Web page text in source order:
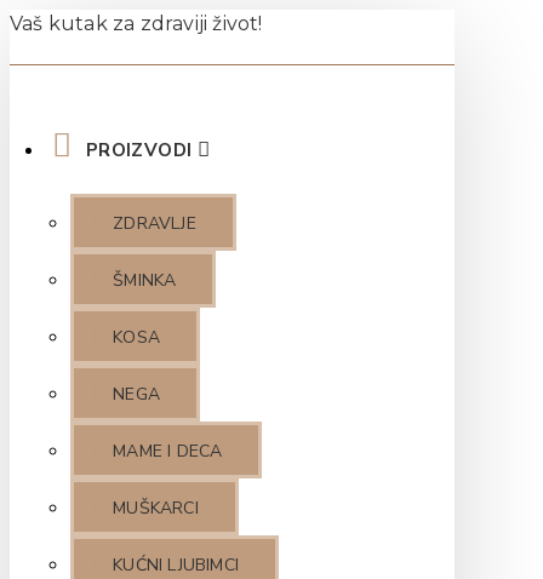
Vaš kutak za zdraviji život!
PROIZVODI
ZDRAVLJE
ŠMINKA
KOSA
NEGA
MAME I DECA
MUŠKARCI
KUĆNI LJUBIMCI